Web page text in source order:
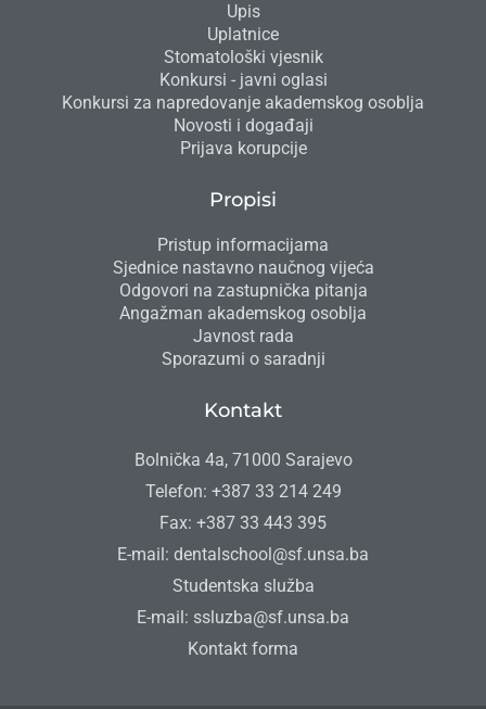
Upis
Uplatnice
Stomatološki vjesnik
Konkursi - javni oglasi
Konkursi za napredovanje akademskog osoblja
Novosti i događaji
Prijava korupcije
Propisi
Pristup informacijama
Sjednice nastavno naučnog vijeća
Odgovori na zastupnička pitanja
Angažman akademskog osoblja
Javnost rada
Sporazumi o saradnji
Kontakt
Bolnička 4a, 71000 Sarajevo
Telefon: +387 33 214 249
Fax: +387 33 443 395
E-mail: dentalschool@sf.unsa.ba
Studentska služba
E-mail: ssluzba@sf.unsa.ba
Kontakt forma